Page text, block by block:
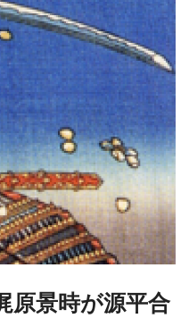
原景時が源平合